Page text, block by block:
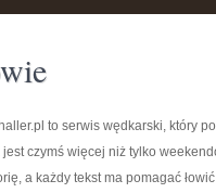
to serwis wędkarski, który
czymś więcej niż tylko
a każdy tekst ma pomagać